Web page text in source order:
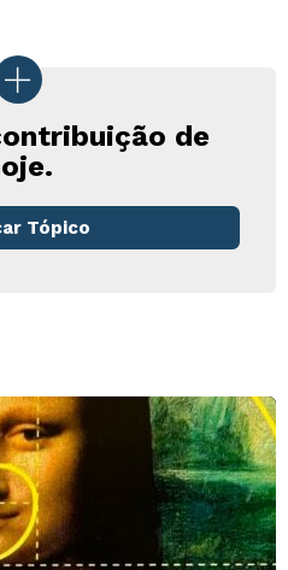
de
Tópico